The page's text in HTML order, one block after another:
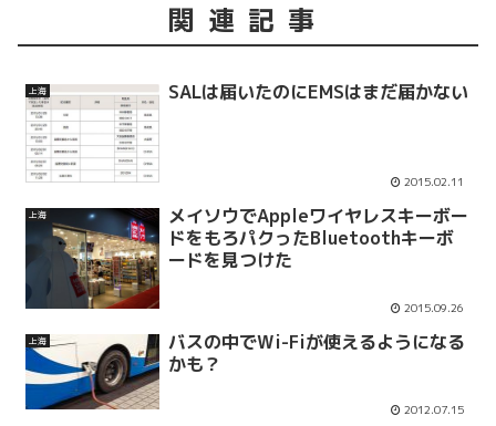
関連記事
上海 SALは届いたのにEMSはまだ届かない
2015.02.11
上海
メイソウでAppleワイヤレスキーボー
ドをもろパクったBluetoothキーボ
ードを見つけた
2015.09.26
上海
バスの中でWi-Fiが使えるようになる
かも？
2012.07.15